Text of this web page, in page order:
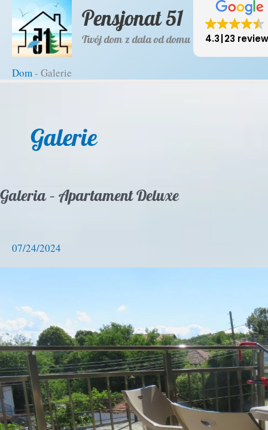
treści
Pensjonat 51
Twój dom z dala od domu 4.3 23
Dom- Galerie
Dom -Galerie
Galerie
Galeria – Apartament Deluxe
07/24/2024